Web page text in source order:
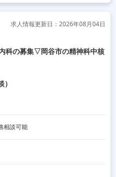
求人情報更新日：2026年08月04日
科の募集▽岡谷市の精神科中核
相談可能